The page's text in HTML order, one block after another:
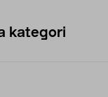
kategori